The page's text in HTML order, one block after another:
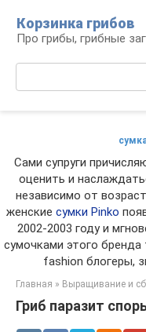
контенту
Корзинка грибов
Про грибы, грибные
Сами супруги
оценить и
независимо от
женские сумки Pinko
2002-2003 году и
сумочками этого
fashion блогеры,
Главная » Выращивание и
Гриб паразит